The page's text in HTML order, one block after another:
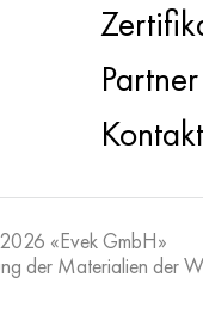
Partner
«Evek GmbH»
der Materialien der